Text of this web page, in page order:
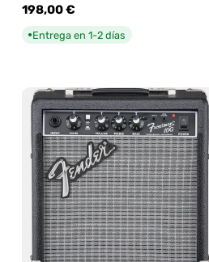
Precio
habitual
198,00 €
●Entrega en 1-2 días